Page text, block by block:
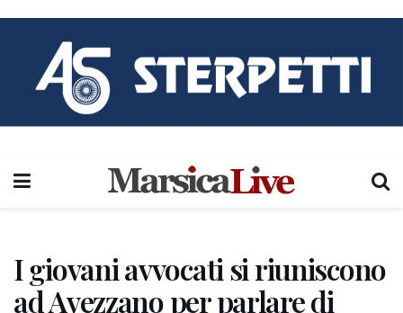
I giovani avvocati si riuniscono
ad Avezzano per parlare di